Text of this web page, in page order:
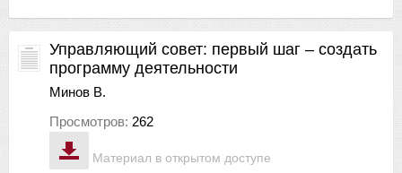
Материал в открытом доступе
Управляющий совет: первый шаг – создать
программу деятельности
Минов В.
Просмотров: 262